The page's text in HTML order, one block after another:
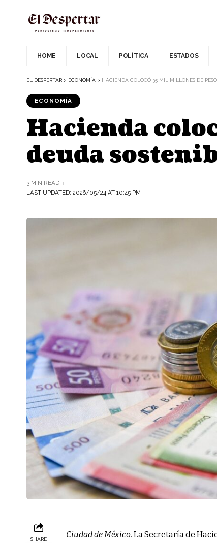
HOME LOCAL POLÍTICA ESTADOS
EL DESPERTAR > ECONOMÍA > HACIENDA COLOCÓ 35 MIL MILLONES DE
ECONOMÍA
Hacienda
deuda
LAST UPDATED: 2026/05/24 AT 10:45 PM
3 MIN READ
SHARE Ciudad de México. La Secretaría de